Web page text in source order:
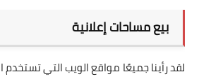
بيع مساحات إعلانية
لقد رأينا جميعًا مواقع الويب التي تستخدم